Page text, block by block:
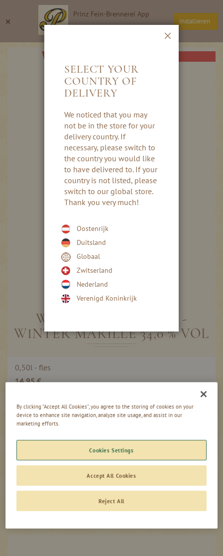
× Prinz Fein-Brennerei App
Installieren
de
Zoeken
WINTER ABRIKOZEN -
WINTER MARILLE 34,0 % VOL
productitems
0,50l - fles
14,95 €
0,02l - fles
1,05 €
incl. btw, excl.
verzendkosten
0,00€
By clicking “Accept All Cookies”, you agree to the storing of cookies on your
device to enhance site navigation, analyze site usage, and assist in our
marketing efforts.
Cookies Settings
Reject All
Accept All Cookies
SELECT YOUR
COUNTRY OF
DELIVERY
We noticed that you may
not be in the store for your
delivery country. If
necessary, please switch to
the country you would like
to have delivered to. If your
country is not listed, please
switch to our global store.
Thank you very much!
Oostenrijk
Duitsland
Globaal
Zwitserland
Nederland
Verenigd Koninkrijk